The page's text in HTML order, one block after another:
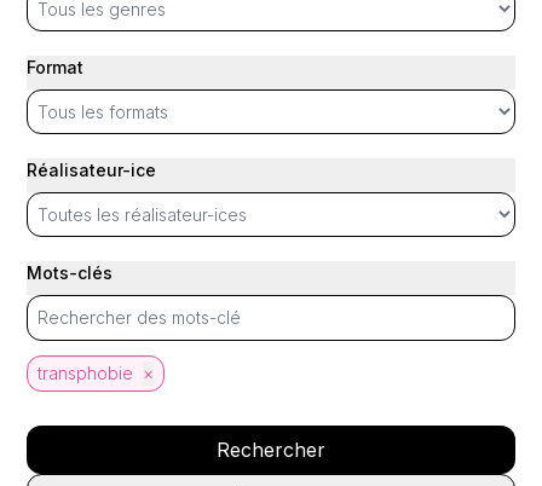
Format
Réalisateur-ice
Mots-clés
transphobie ×
Rechercher